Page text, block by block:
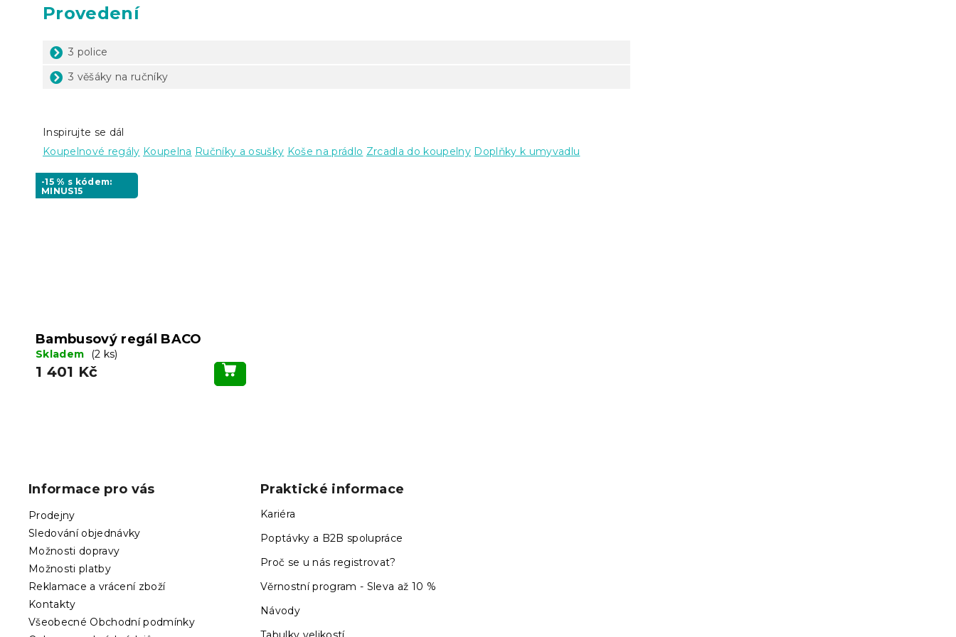
Provedení
3 police
3 věšáky na ručníky
Inspirujte se dál
Koupelnové regály Koupelna Ručníky a osušky Koše na prádlo Zrcadla do koupelny Doplňky k umyvadlu
-15 % s kódem:
MINUS15
Bambusový regál BACO
Skladem (2 ks)
1 401 Kč
Informace pro vás
Prodejny
Sledování objednávky
Možnosti dopravy
Možnosti platby
Reklamace a vrácení zboží
Kontakty
Všeobecné Obchodní podmínky
Praktické informace
Kariéra
Poptávky a B2B spolupráce
Proč se u nás registrovat?
Věrnostní program - Sleva až 10 %
Návody